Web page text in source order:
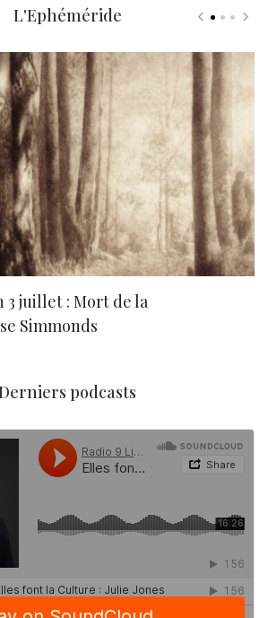
L'Ephéméride
3 juillet : Mort de la
Simmonds
podcasts